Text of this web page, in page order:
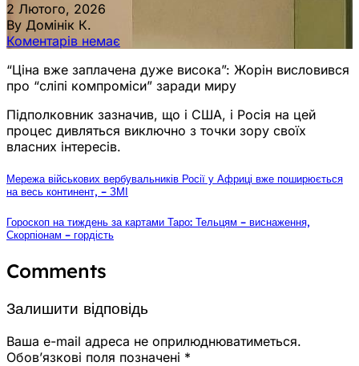
2 Лютого, 2026
By Домінік К.
Коментарів немає
“Ціна вже заплачена дуже висока”: Жорін висловився
про “сліпі компроміси” заради миру
Підполковник зазначив, що і США, і Росія на цей
процес дивляться виключно з точки зору своїх
власних інтересів.
Мережа військових вербувальників Росії у Африці вже поширюється
на весь континент, – ЗМІ
Гороскоп на тиждень за картами Таро: Тельцям – виснаження,
Скорпіонам – гордість
Comments
Залишити відповідь
Ваша e-mail адреса не оприлюднюватиметься.
Обов’язкові поля позначені *